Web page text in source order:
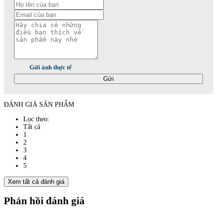
Gửi ảnh thực tế
Gửi
ĐÁNH GIÁ SẢN PHẨM
Lọc theo:
Tất cả
1
2
3
4
5
Xem tất cả đánh giá
Phản hồi đánh giá